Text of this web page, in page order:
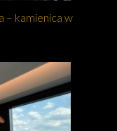
– kamienica w